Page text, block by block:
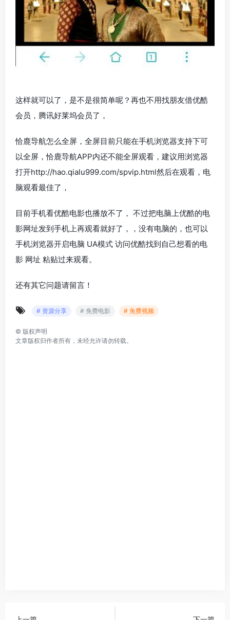
这样就可以了，是不是很简单呢？再也不用找朋友借优酷
会员，腾讯好莱坞会员了，
恰鹿导航怎么全屏，全屏目前只能在手机浏览器支持下可
以全屏，恰鹿导航APP内还不能全屏观看，建议用浏览器
打开http://hao.qialu999.com/spvip.html然后在观看，电
脑观看最佳了，
目前手机看优酷电影也播放不了， 不过把电脑上优酷的电
影网址发到手机上再观看就好了，，没有电脑的，也可以
手机浏览器开启电脑 UA模式 访问优酷找到自己想看的电
影 网址 粘贴过来观看。
还有其它问题请留言！
# 资源分享 # 免费电影 # 免费视频
© 版权声明
文章版权归作者所有，未经允许请勿转载。